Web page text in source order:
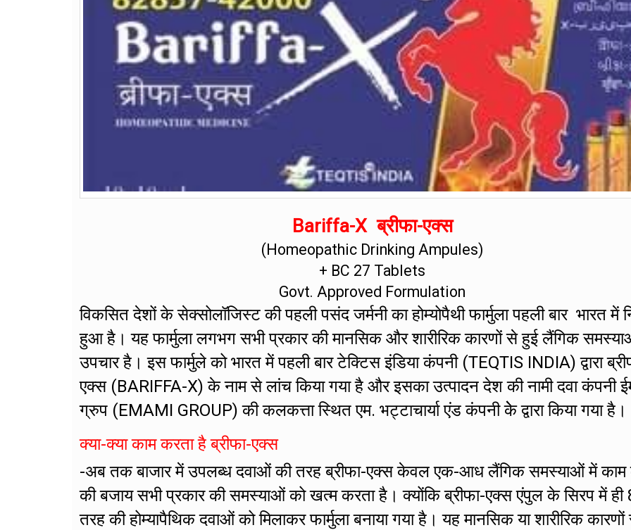
Bariffa-X ब्रीफा-एक्स
(Homeopathic Drinking Ampules)
+ BC 27 Tablets
Govt. Approved Formulation
विकसित देशों के सेक्सोलॉजिस्ट की पहली पसंद जर्मनी का होम्योपैथी फार्मुला पहली बार भारत में
हुआ है। यह फार्मुला लगभग सभी प्रकार की मानसिक और शारीरिक कारणों से हुई लैंगिक
उपचार है। इस फार्मुले को भारत में पहली बार टेक्टिस इंडिया कंपनी (TEQTIS INDIA) द्वारा
एक्स (BARIFFA-X) के नाम से लांच किया गया है और इसका उत्पादन देश की नामी दवा कंपनी
ग्रुप (EMAMI GROUP) की कलकत्ता स्थित एम. भट्टाचार्या एंड कंपनी केे द्वारा किया गया है।
क्या-क्या काम करता है ब्रीफा-एक्स
-अब तक बाजार में उपलब्ध दवाओं की तरह ब्रीफा-एक्स केवल एक-आध लैंगिक समस्याओं में
की बजाय सभी प्रकार की समस्याओं को खत्म करता है। क्योंकि ब्रीफा-एक्स एंपुल के सिरप में ही
तरह की होम्यापैथिक दवाओं को मिलाकर फार्मुला बनाया गया है। यह मानसिक या शारीरिक